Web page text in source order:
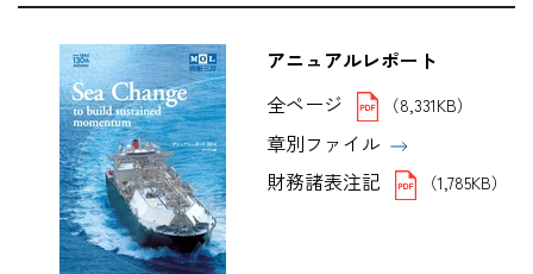
アニュアルレポート
全ページ
（8,331KB）
章別ファイル
財務諸表注記
（1,785KB）